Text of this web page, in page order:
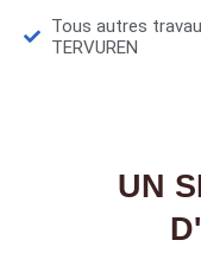
Tous autres
TERVUREN
UN